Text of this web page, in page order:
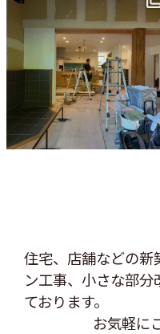
住宅、店舗などの新
ン工事、 小さな部分
ております。
お気軽に